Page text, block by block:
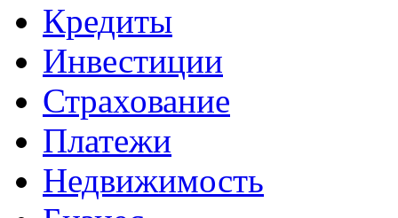
Кредиты
Инвестиции
Страхование
Платежи
Недвижимость